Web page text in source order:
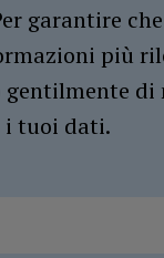
garantire
più
gentilmente di
tuoi dati.